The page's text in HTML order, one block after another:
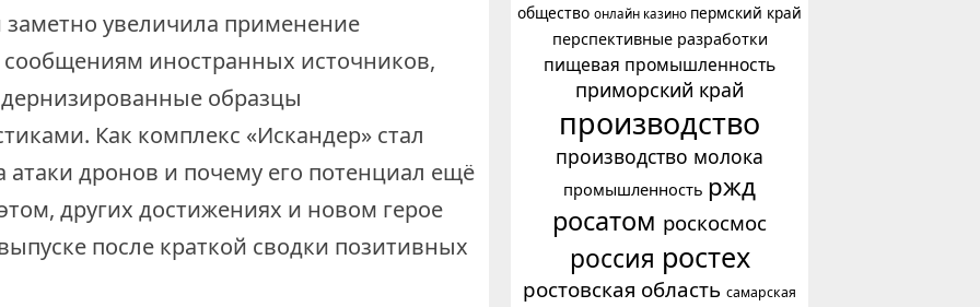
увеличила применение
сообщениям иностранных источников,
образцы
Как комплекс «Искандер» стал
дронов и почему его потенциал ещё
других достижениях и новом герое
после краткой сводки позитивных
общество онлайн казино пермский край
перспективные разработки
пищевая промышленность
приморский край
производство
производство молока
промышленность ржд
росатом роскосмос
россия ростех
ростовская область самарская